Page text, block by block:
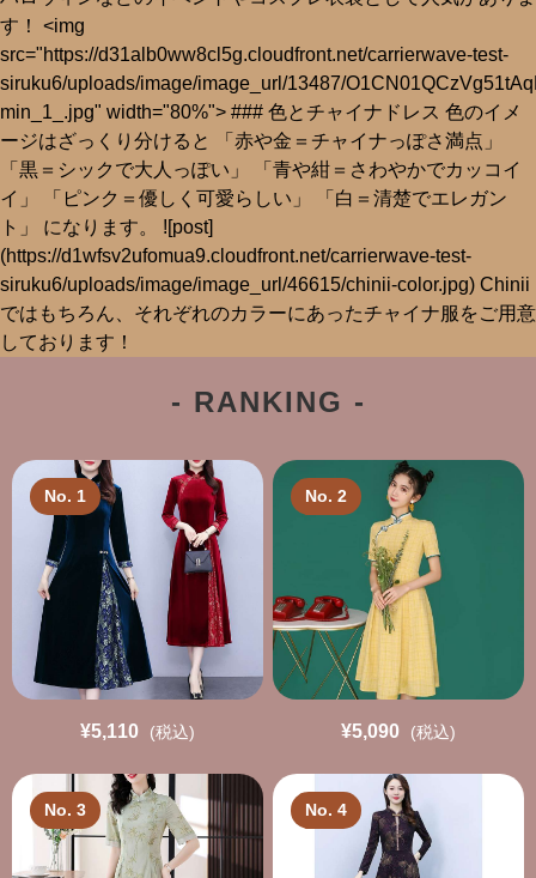
- RANKING -
No. 1
¥5,110 (税込)
No. 2
¥5,090 (税込)
No. 3 No. 4